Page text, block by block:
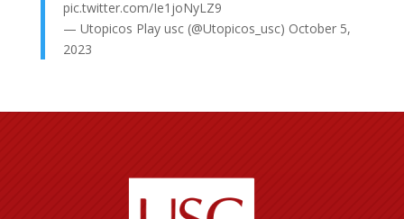
pic.twitter.com/Ie1joNyLZ9
— Utopicos Play usc (@Utopicos_usc) October 5,
2023